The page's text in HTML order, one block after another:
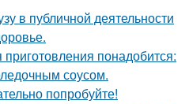
в публичной деятельности
понадобится:
соусом.
попробуйте!